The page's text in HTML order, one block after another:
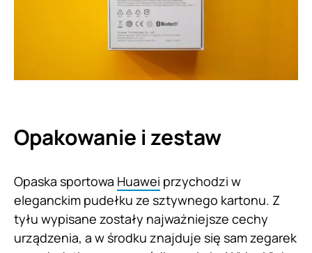
Opakowanie i zestaw
Opaska sportowa Huawei przychodzi w
eleganckim pudełku ze sztywnego kartonu. Z
tyłu wypisane zostały najważniejsze cechy
urządzenia, a w środku znajduje się sam zegarek